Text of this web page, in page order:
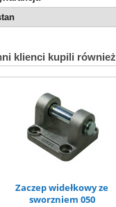
klienci kupili również
Zaczep widełkowy ze
sworzniem 050